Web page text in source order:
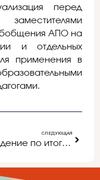
перед
АПО на
и отдельных
применения в
СЛЕДУЮЩАЯ
Награждение по итогам муниципального конкурса профессионального мастерства «Лучший старший воспитатель-2018»